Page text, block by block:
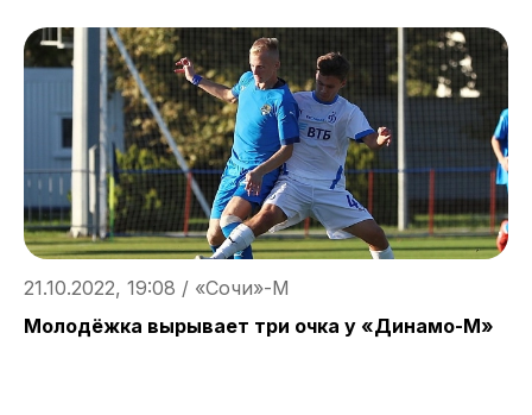
21.10.2022, 19:08 / «Сочи»-М
Молодёжка вырывает три очка у «Динамо-М»